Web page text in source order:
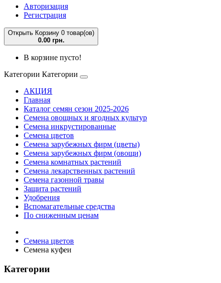
Авторизация
Регистрация
Открыть Корзину 0 товар(ов)
0.00 грн.
В корзине пусто!
Категории Категории
АКЦИЯ
Главная
Каталог семян сезон 2025-2026
Семена овощных и ягодных культур
Семена инкрустированные
Семена цветов
Семена зарубежных фирм (цветы)
Семена зарубежных фирм (овощи)
Семена комнатных растений
Семена лекарственных растений
Семена газонной травы
Защита растений
Удобрения
Вспомагательные средства
По сниженным ценам
Семена цветов
Семена куфеи
Категории